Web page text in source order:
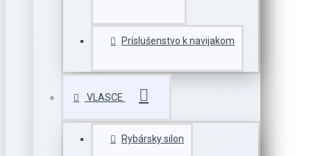
Príslušenstvo k navijakom
VLASCE
Rybársky silon